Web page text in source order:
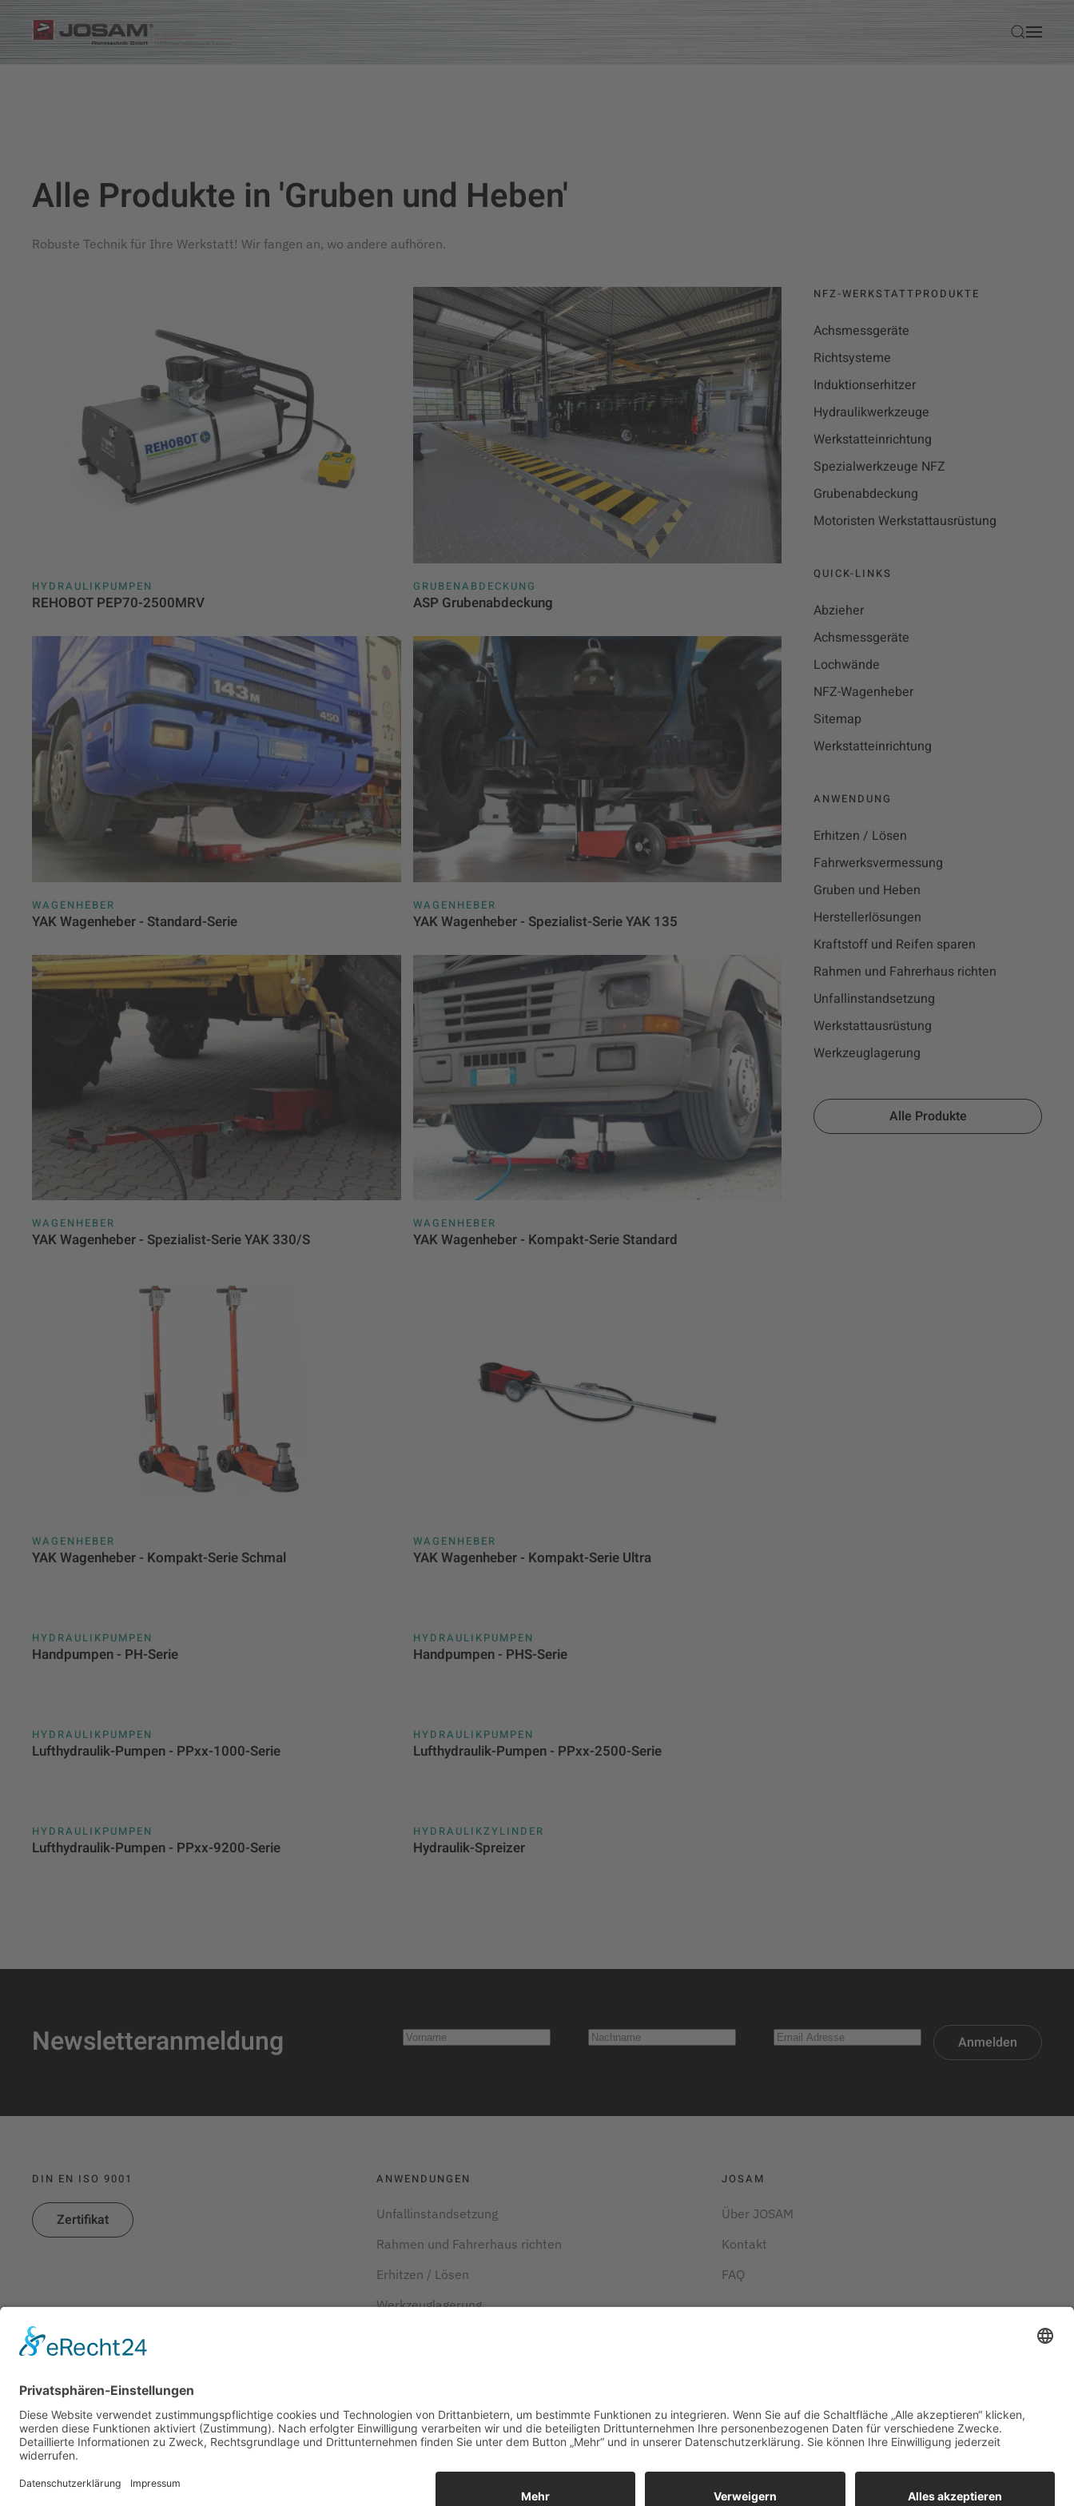
Zum Hauptinhalt springen
Alle Produkte in 'Gruben und Heben'
Robuste Technik für Ihre Werkstatt! Wir fangen an, wo andere aufhören.
HYDRAULIKPUMPEN
REHOBOT PEP70-2500MRV
GRUBENABDECKUNG
ASP Grubenabdeckung
WAGENHEBER
YAK Wagenheber - Standard-Serie
WAGENHEBER
YAK Wagenheber - Spezialist-Serie YAK 135
WAGENHEBER
YAK Wagenheber - Spezialist-Serie YAK 330/S
WAGENHEBER
YAK Wagenheber - Kompakt-Serie Standard
WAGENHEBER
YAK Wagenheber - Kompakt-Serie Schmal
WAGENHEBER
YAK Wagenheber - Kompakt-Serie Ultra
HYDRAULIKPUMPEN
Handpumpen - PH-Serie
HYDRAULIKPUMPEN
Handpumpen - PHS-Serie
HYDRAULIKPUMPEN
Lufthydraulik-Pumpen - PPxx-1000-Serie
HYDRAULIKPUMPEN
Lufthydraulik-Pumpen - PPxx-2500-Serie
HYDRAULIKPUMPEN
Lufthydraulik-Pumpen - PPxx-9200-Serie
HYDRAULIKZYLINDER
Hydraulik-Spreizer
NFZ-WERKSTATTPRODUKTE
Achsmessgeräte
Richtsysteme
Induktionserhitzer
Hydraulikwerkzeuge
Werkstatteinrichtung
Spezialwerkzeuge NFZ
Grubenabdeckung
Motoristen Werkstattausrüstung
QUICK-LINKS
Abzieher
Achsmessgeräte
Lochwände
NFZ-Wagenheber
Sitemap
Werkstatteinrichtung
ANWENDUNG
Erhitzen / Lösen
Fahrwerksvermessung
Gruben und Heben
Herstellerlösungen
Kraftstoff und Reifen sparen
Rahmen und Fahrerhaus richten
Unfallinstandsetzung
Werkstattausrüstung
Werkzeuglagerung
Alle Produkte
Newsletteranmeldung Anmelden
DIN EN ISO 9001
Zertifikat
ANWENDUNGEN
Unfallinstandsetzung
Rahmen und Fahrerhaus richten
Erhitzen / Lösen
Werkzeuglagerung
Herstellerlösungen
JOSAM
Über JOSAM
Kontakt
FAQ
Cookie‑Einstellungen